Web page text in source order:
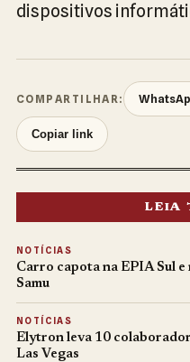
dispositivos
COMPARTILHAR:
Copiar link
LEIA
NOTÍCIAS
Carro capota na EPIA Sul
Samu
NOTÍCIAS
Elytron leva 10
Las Vegas